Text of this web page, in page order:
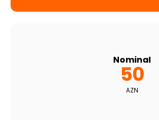
Dayanıqlılıq
Tariflər
Nominal
50
AZN